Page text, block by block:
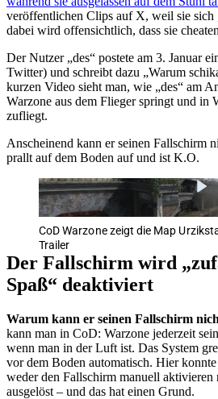
veröffentlichen Clips auf X, weil sie sich
dabei wird offensichtlich, dass sie
Der Nutzer „des“ postete am 3. Januar
Twitter) und schreibt dazu „Warum
kurzen Video sieht man, wie „des“ am
Warzone aus dem Flieger springt und in
zufliegt.
Anscheinend kann er seinen Fallschirm
prallt auf dem Boden auf und ist K.O.
CoD Warzone zeigt die Map
Trailer
Der Fallschirm wird
Spaß“ deaktiviert
Warum kann er seinen Fallschirm
kann man in CoD: Warzone jederzeit
wenn man in der Luft ist. Das System
vor dem Boden automatisch. Hier
weder den Fallschirm manuell aktivieren
ausgelöst – und das hat einen Grund.